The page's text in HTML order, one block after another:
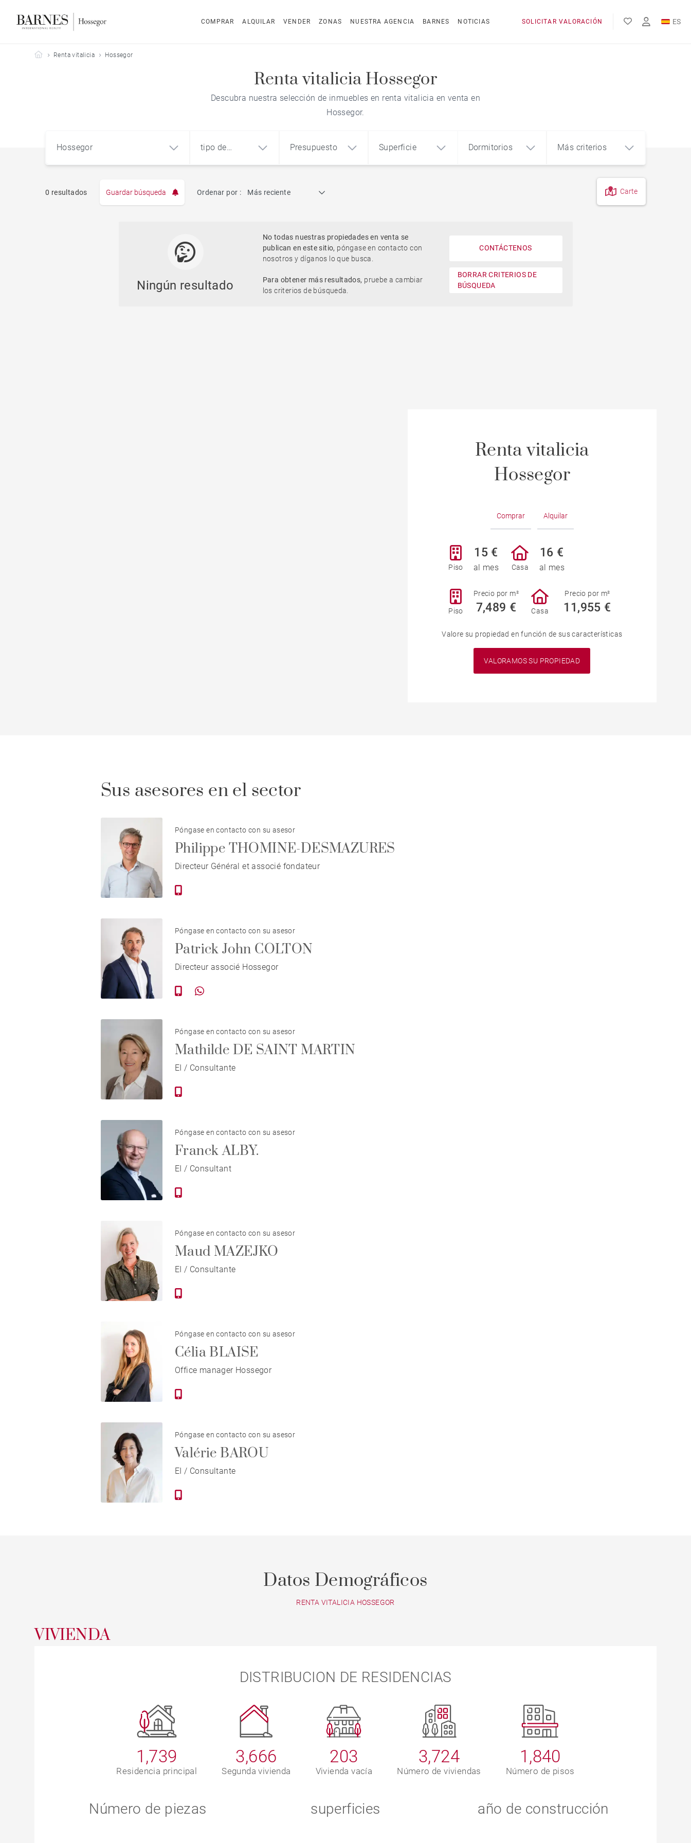
COMPRAR ALQUILAR VENDER ZONAS NUESTRA AGENCIA BARNES NOTICIAS SOLICITAR VALORACIÓN ES
EN
Barnes Hossegor
Renta vitalicia Hossegor
Renta vitalicia Hossegor
Descubra nuestra selección de inmuebles en renta vitalicia en venta en
Hossegor.
Hossegor
tipo de
Presupuesto Superficie Dormitorios Más criterios
Para reformar Casa de labranza
0 resultados Guardar búsqueda Ordenar por : Más reciente Carte
Ningún resultado
No todas nuestras propiedades en venta se
publican en este sitio, póngase en contacto con
nosotros y díganos lo que busca.
Para obtener más resultados, pruebe a cambiar
los criterios de búsqueda.
CONTÁCTENOS
BORRAR CRITERIOS DE
BÚSQUEDA
Renta vitalicia
Hossegor
Comprar Alquilar
Piso
15 €
al mes Casa
16 €
al mes
Piso
Precio por m²
7,489 € Casa
Precio por m²
11,955 €
Valore su propiedad en función de sus características
VALORAMOS SU PROPIEDAD
Sus asesores en el sector
Póngase en contacto con su asesor
Philippe THOMINE-DESMAZURES
Directeur Général et associé fondateur
Póngase en contacto con su asesor
Patrick John COLTON
Directeur associé Hossegor
Póngase en contacto con su asesor
Mathilde DE SAINT MARTIN
EI / Consultante
Póngase en contacto con su asesor
Franck ALBY.
EI / Consultant
Póngase en contacto con su asesor
Maud MAZEJKO
EI / Consultante
Póngase en contacto con su asesor
Célia BLAISE
Office manager Hossegor
Póngase en contacto con su asesor
Valérie BAROU
EI / Consultante
Datos Demográficos
RENTA VITALICIA HOSSEGOR
VIVIENDA
DISTRIBUCION DE RESIDENCIAS
1,739
Residencia principal
3,666
Segunda vivienda
203
Vivienda vacía
3,724
Número de viviendas
1,840
Número de pisos
Número de piezas superficies año de construcción